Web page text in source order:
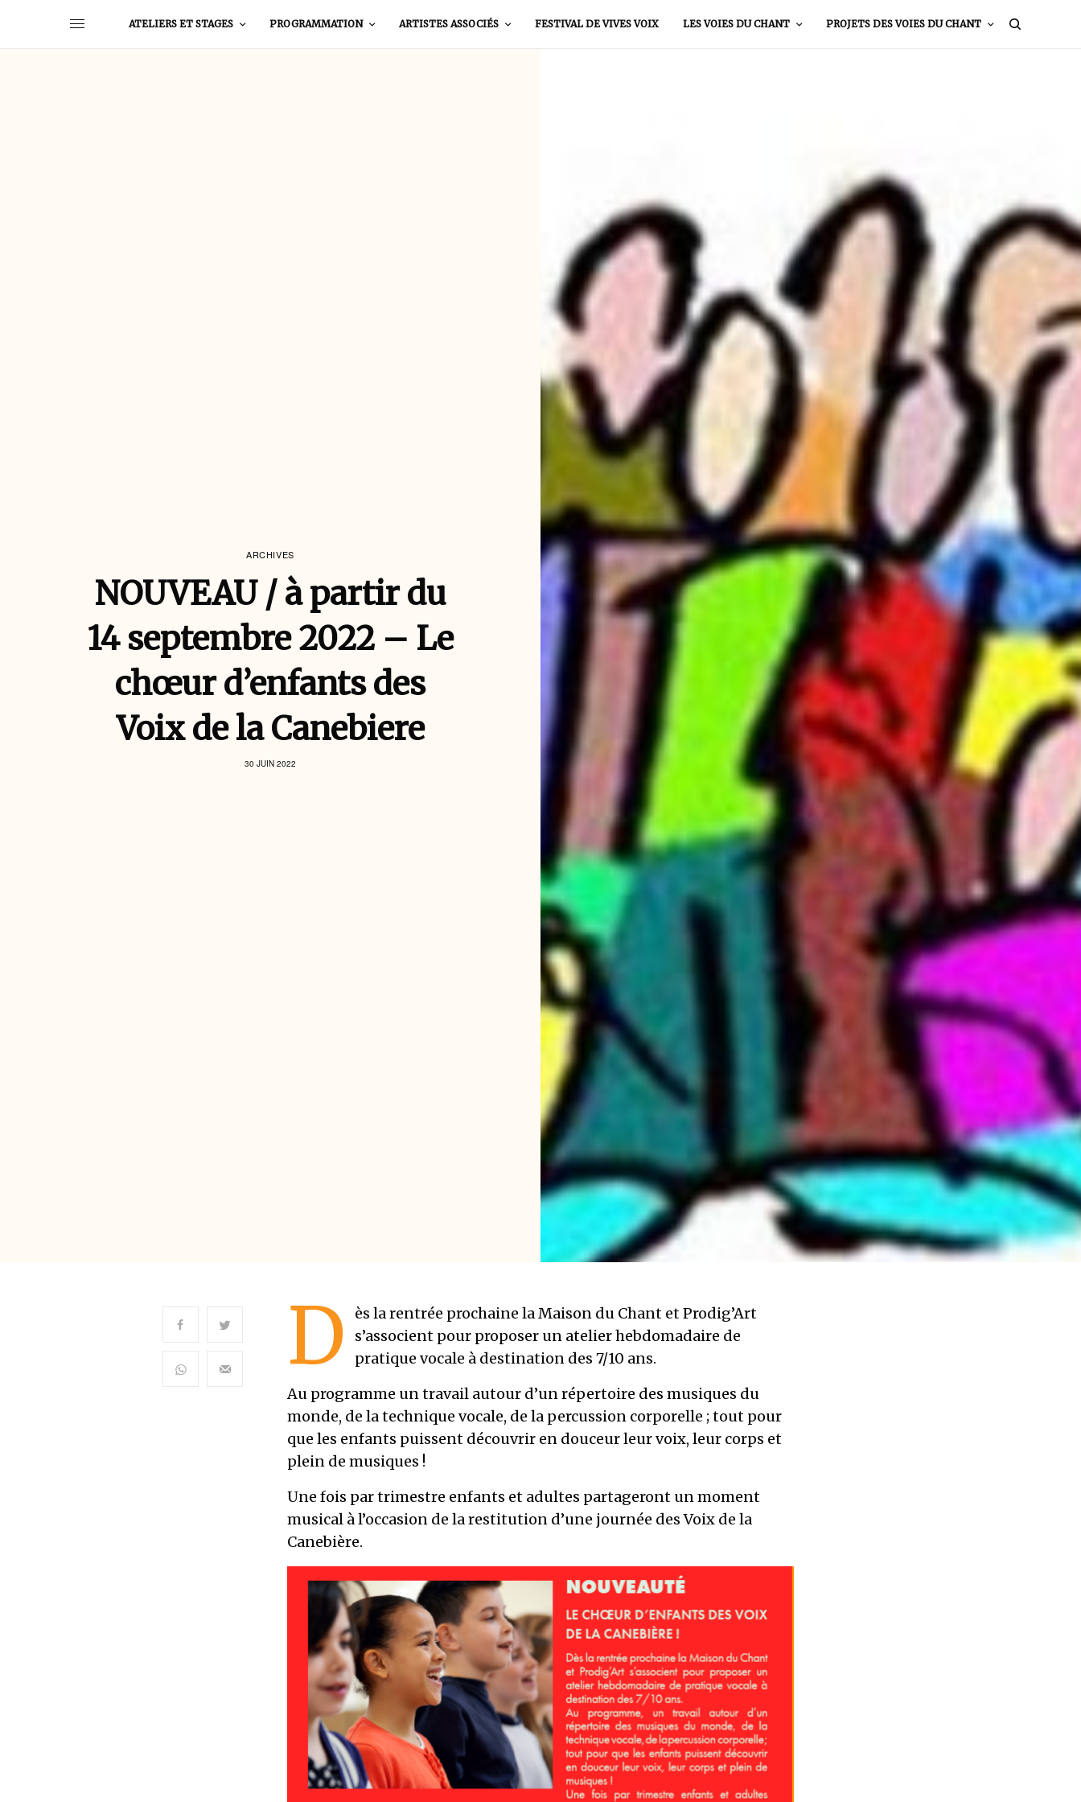
ATELIERS ET STAGES PROGRAMMATION ARTISTES ASSOCIÉS FESTIVAL DE VIVES VOIX LES VOIES DU CHANT PROJETS DES VOIES DU CHANT
ARCHIVES
NOUVEAU / à partir du
14 septembre 2022 – Le
chœur d’enfants des
Voix de la Canebiere
30 JUIN 2022
D
ès la rentrée prochaine la Maison du Chant et Prodig’Art
s’associent pour proposer un atelier hebdomadaire de
pratique vocale à destination des 7/10 ans.
Au programme un travail autour d’un répertoire des musiques du
monde, de la technique vocale, de la percussion corporelle ; tout pour
que les enfants puissent découvrir en douceur leur voix, leur corps et
plein de musiques !
Une fois par trimestre enfants et adultes partageront un moment
musical à l’occasion de la restitution d’une journée des Voix de la
Canebière.